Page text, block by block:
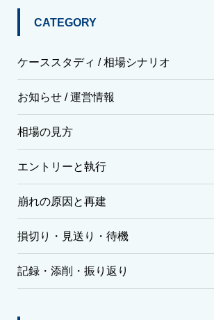
CATEGORY
ケーススタディ / 相場シナリオ
お知らせ / 運営情報
相場の見方
エントリーと執行
崩れの原因と再建
損切り・見送り・待機
記録・添削・振り返り